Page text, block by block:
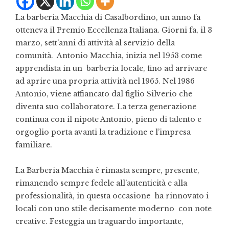
La barberia Macchia di Casalbordino, un anno fa
otteneva il Premio Eccellenza Italiana. Giorni fa, il 3
marzo, sett’anni di attività al servizio della
comunità. Antonio Macchia, inizia nel 1953 come
apprendista in un barberia locale, fino ad arrivare
ad aprire una propria attività nel 1965. Nel 1986
Antonio, viene affiancato dal figlio Silverio che
diventa suo collaboratore. La terza generazione
continua con il nipote Antonio, pieno di talento e
orgoglio porta avanti la tradizione e l’impresa
familiare.
La Barberia Macchia è rimasta sempre, presente,
rimanendo sempre fedele all’autenticità e alla
professionalità, in questa occasione ha rinnovato i
locali con uno stile decisamente moderno con note
creative. Festeggia un traguardo importante,